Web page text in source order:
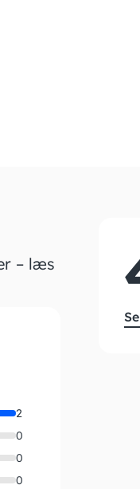
– læs
2
0
0
0